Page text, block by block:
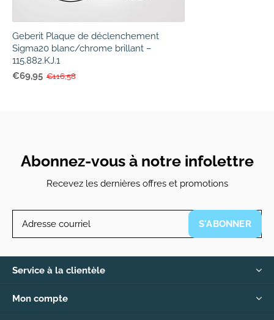
Geberit Plaque de déclenchement
Sigma20 blanc/chrome brillant –
115.882.KJ.1
€69,95 €116,58
Abonnez-vous à notre infolettre
Recevez les dernières offres et promotions
S'ABONNER
Service à la clientèle
Mon compte